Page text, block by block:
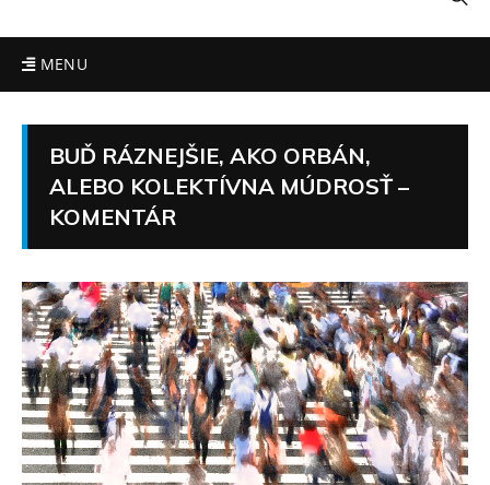
MENU
BUĎ RÁZNEJŠIE, AKO ORBÁN,
ALEBO KOLEKTÍVNA MÚDROSŤ –
KOMENTÁR